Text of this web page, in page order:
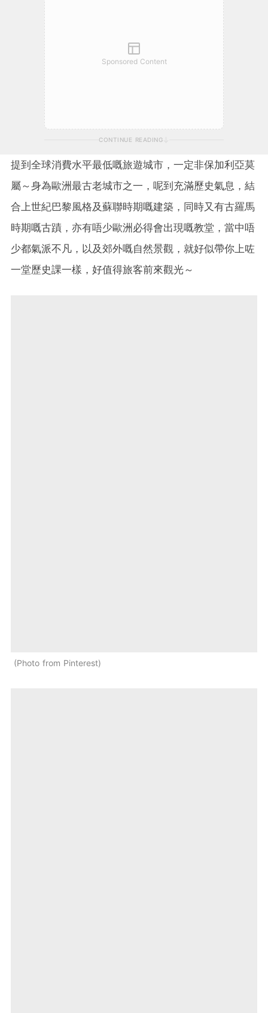
Sponsored Content
CONTINUE READING
提到全球消費水平最低嘅旅遊城市，一定非保加利亞莫
屬～身為歐洲最古老城市之一，呢到充滿歷史氣息，結
合上世紀巴黎風格及蘇聯時期嘅建築，同時又有古羅馬
時期嘅古蹟，亦有唔少歐洲必得會出現嘅教堂，當中唔
少都氣派不凡，以及郊外嘅自然景觀，就好似帶你上咗
一堂歷史課一樣，好值得旅客前來觀光～
Photo from Pinterest